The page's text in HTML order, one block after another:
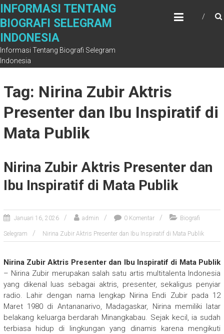
Skip
content
INFORMASI TENTANG
BIOGRAFI SELEGRAM
INDONESIA
Informasi Tentang Biografi Selegram
Indonesia
Tag: Nirina Zubir Aktris
Presenter dan Ibu Inspiratif di
Mata Publik
Nirina Zubir Aktris Presenter dan
Ibu Inspiratif di Mata Publik
Januari 16, 2026 admin 0 Komentar Biografi
Selegram Nirina Zubir Aktris Presenter dan Ibu Inspiratif di Mata Publik
Nirina Zubir Aktris Presenter dan Ibu Inspiratif di Mata Publik
– Nirina Zubir merupakan salah satu artis multitalenta Indonesia
yang dikenal luas sebagai aktris, presenter, sekaligus penyiar
radio. Lahir dengan nama lengkap Nirina Endi Zubir pada 12
Maret 1980 di Antananarivo, Madagaskar, Nirina memiliki latar
belakang keluarga berdarah Minangkabau. Sejak kecil, ia sudah
terbiasa hidup di lingkungan yang dinamis karena mengikuti